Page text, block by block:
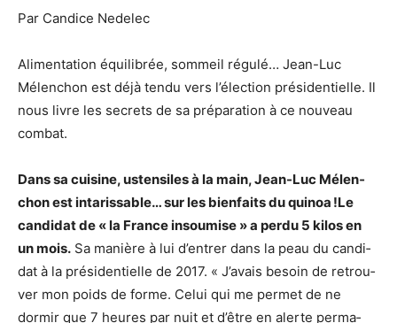
Par Candice Nedelec
Alimen­ta­tion équi­li­brée, sommeil régu­lé… Jean-Luc
Mélen­chon est déjà tendu vers l’élec­tion prési­den­tielle. Il
nous livre les secrets de sa prépa­ra­tion à ce nouveau
combat.
Dans sa cuisine, usten­siles à la main, Jean-Luc Mélen­
chon est inta­ris­sa­ble… sur les bien­faits du quinoa !Le
candi­dat de « la France insou­mise » a perdu 5 kilos en
un mois. Sa manière à lui d’en­trer dans la peau du candi­
dat à la prési­den­tielle de 2017. « J’avais besoin de retrou­
ver mon poids de forme. Celui qui me permet de ne
dormir que 7 heures par nuit et d’être en alerte perma­